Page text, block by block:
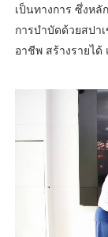
เป็นทางการ ซึ่งห
การบำบัดด้วยสปา
อาชีพ สร้างรายได้